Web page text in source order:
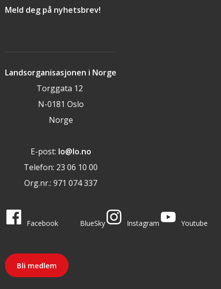
Landsorganisasjonen i Norge
Torggata 12
N-0181 Oslo
Norge
E-post: lo@lo.no
Telefon: 23 06 10 00
Org.nr.: 971 074 337
Meld deg på nyhetsbrev!
LO i sosiale medier
Facebook
BlueSky
Instagram
Youtube
Bli medlem